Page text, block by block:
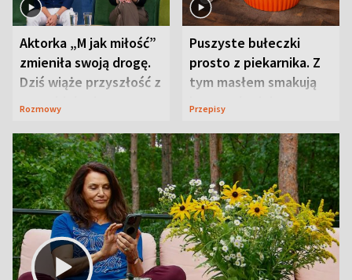
Aktorka „M jak miłość”
zmieniła swoją drogę.
Dziś wiąże przyszłość z
neurobiologią
Rozmowy
Puszyste bułeczki
prosto z piekarnika. Z
tym masłem smakują
jeszcze lepiej
Przepisy